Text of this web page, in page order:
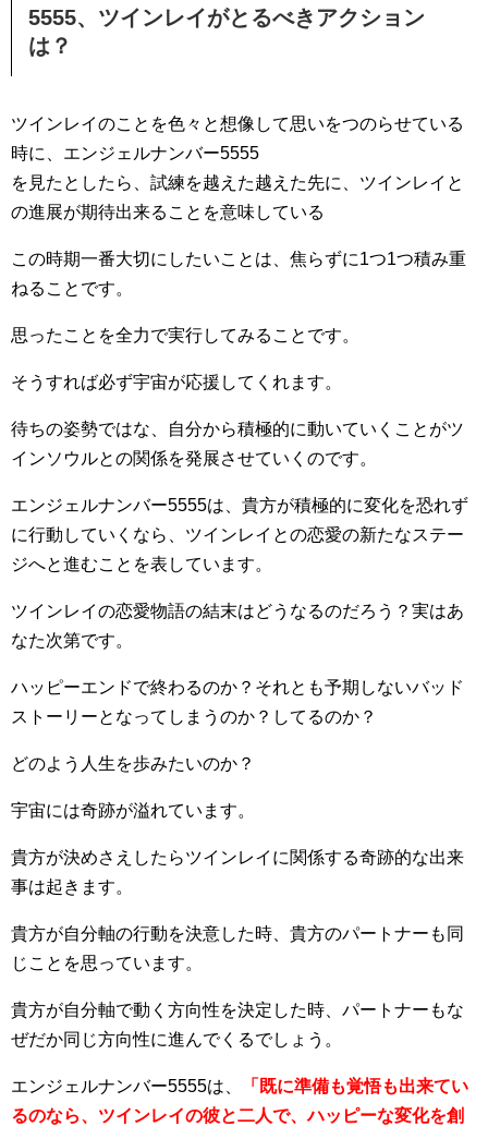
5555、ツインレイがとるべきアクション
は？
ツインレイのことを色々と想像して思いをつのらせている
時に、エンジェルナンバー5555
を見たとしたら、試練を越えた越えた先に、ツインレイと
の進展が期待出来ることを意味している
この時期一番大切にしたいことは、焦らずに1つ1つ積み重
ねることです。
思ったことを全力で実行してみることです。
そうすれば必ず宇宙が応援してくれます。
待ちの姿勢ではな、自分から積極的に動いていくことがツ
インソウルとの関係を発展させていくのです。
エンジェルナンバー5555は、貴方が積極的に変化を恐れず
に行動していくなら、ツインレイとの恋愛の新たなステー
ジへと進むことを表しています。
ツインレイの恋愛物語の結末はどうなるのだろう？実はあ
なた次第です。
ハッピーエンドで終わるのか？それとも予期しないバッド
ストーリーとなってしまうのか？してるのか？
どのよう人生を歩みたいのか？
宇宙には奇跡が溢れています。
貴方が決めさえしたらツインレイに関係する奇跡的な出来
事は起きます。
貴方が自分軸の行動を決意した時、貴方のパートナーも同
じことを思っています。
貴方が自分軸で動く方向性を決定した時、パートナーもな
ぜだか同じ方向性に進んでくるでしょう。
エンジェルナンバー5555は、
「既に準備も覚悟も出来てい
るのなら、ツインレイの彼と二人で、ハッピーな変化を創